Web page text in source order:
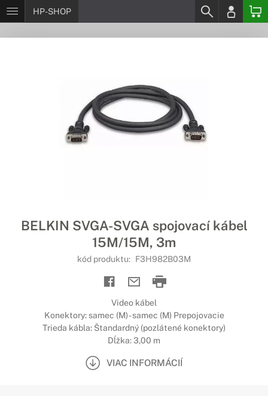
HP-SHOP
BELKIN SVGA-SVGA spojovací kábel
15M/15M, 3m
kód produktu: F3H982B03M
Video kábel
Konektory: samec (M) - samec (M) Prepojovacie
Trieda kábla: Štandardný (pozlátené konektory)
Dĺžka: 3,00 m
VIAC INFORMÁCIÍ